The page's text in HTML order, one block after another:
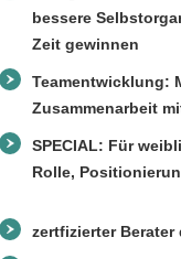
bessere
Zeit gewinnen
Teamentwicklung:
Zusammenarbeit
SPECIAL: Für
Rolle,
zertfizierter Berater